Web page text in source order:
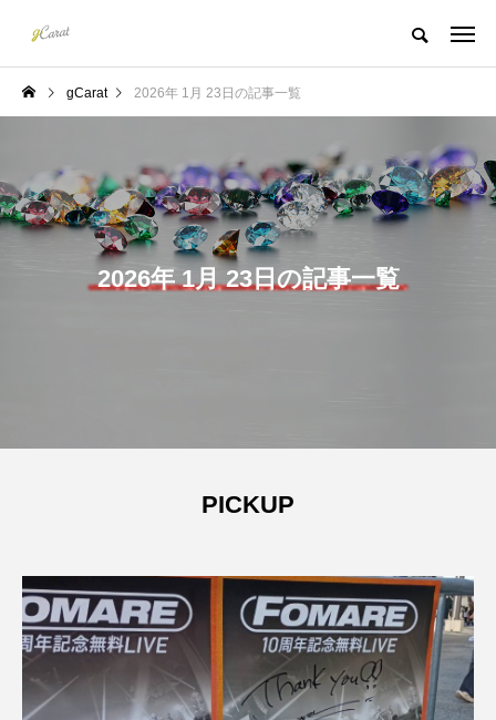
gCarat 2026年 1月 23日の記事一覧
2026年 1月 23日の記事一覧
PICKUP